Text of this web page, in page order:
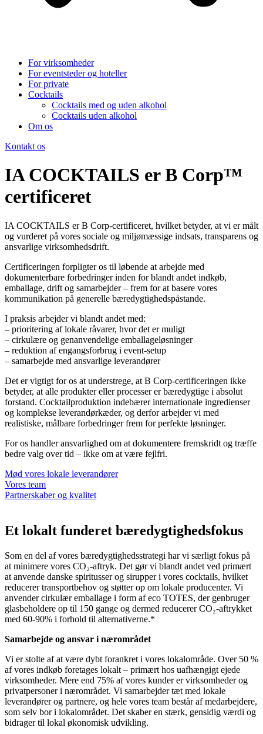
For virksomheder
For eventsteder og hoteller
For private
Cocktails
Cocktails med og uden alkohol
Cocktails uden alkohol
Om os
Kontakt os
IA COCKTAILS er B Corp™
certificeret
IA COCKTAILS er B Corp-certificeret, hvilket betyder, at vi er målt
og vurderet på vores sociale og miljømæssige indsats, transparens og
ansvarlige virksomhedsdrift.
Certificeringen forpligter os til løbende at arbejde med
dokumenterbare forbedringer inden for blandt andet indkøb,
emballage, drift og samarbejder – frem for at basere vores
kommunikation på generelle bæredygtighedspåstande.
I praksis arbejder vi blandt andet med:
– prioritering af lokale råvarer, hvor det er muligt
– cirkulære og genanvendelige emballageløsninger
– reduktion af engangsforbrug i event-setup
– samarbejde med ansvarlige leverandører
Det er vigtigt for os at understrege, at B Corp-certificeringen ikke
betyder, at alle produkter eller processer er bæredygtige i absolut
forstand. Cocktailproduktion indebærer internationale ingredienser
og komplekse leverandørkæder, og derfor arbejder vi med
realistiske, målbare forbedringer frem for perfekte løsninger.
For os handler ansvarlighed om at dokumentere fremskridt og træffe
bedre valg over tid – ikke om at være fejlfri.
Mød vores lokale leverandører
Vores team
Partnerskaber og kvalitet
Et lokalt funderet bæredygtighedsfokus
Som en del af vores bæredygtighedsstrategi har vi særligt fokus på
at minimere vores CO₂-aftryk. Det gør vi blandt andet ved primært
at anvende danske spiritusser og sirupper i vores cocktails, hvilket
reducerer transportbehov og støtter op om lokale producenter. Vi
anvender cirkulær emballage i form af eco TOTES, der genbruger
glasbeholdere op til 150 gange og dermed reducerer CO₂-aftrykket
med 60-90% i forhold til alternativerne.*
Samarbejde og ansvar i nærområdet
Vi er stolte af at være dybt forankret i vores lokalområde. Over 50 %
af vores indkøb foretages lokalt – primært hos uafhængigt ejede
virksomheder. Mere end 75% af vores kunder er virksomheder og
privatpersoner i nærområdet. Vi samarbejder tæt med lokale
leverandører og partnere, og hele vores team består af medarbejdere,
som selv bor i lokalområdet. Det skaber en stærk, gensidig værdi og
bidrager til lokal økonomisk udvikling.